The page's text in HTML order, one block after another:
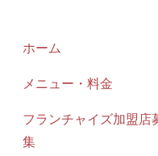
ホーム
メニュー・料金
フランチャイズ加盟店
集